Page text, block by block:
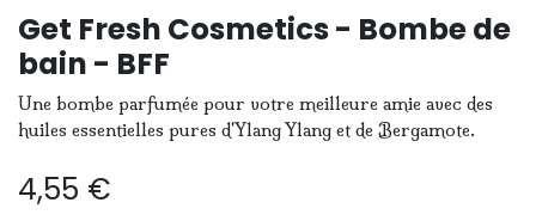
Get Fresh Cosmetics - Bombe de
bain - BFF
Une bombe parfumée pour votre meilleure amie avec des
huiles essentielles pures d'Ylang Ylang et de Bergamote.
4,55 €